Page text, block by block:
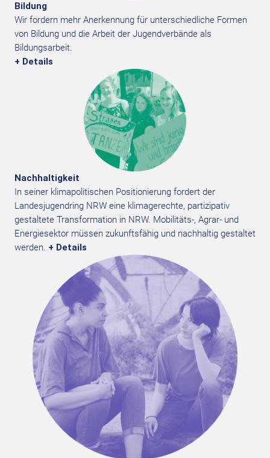
Bildung
Wir fordern mehr Anerkennung für unterschiedliche Formen
von Bildung und die Arbeit der Jugendverbände als
Bildungsarbeit.
+ Details
Nachhaltigkeit
In seiner klimapolitischen Positionierung fordert der
Landesjugendring NRW eine klimagerechte, partizipativ
gestaltete Transformation in NRW. Mobilitäts-, Agrar- und
Energiesektor müssen zukunftsfähig und nachhaltig gestaltet
werden. + Details